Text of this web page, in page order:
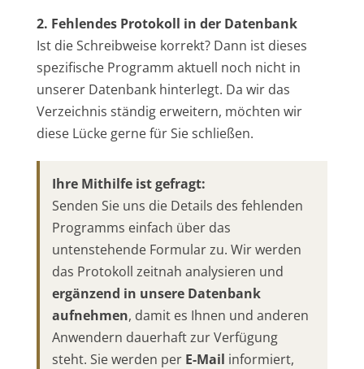
2. Fehlendes Protokoll in der Datenbank
Ist die Schreibweise korrekt? Dann ist dieses
spezifische Programm aktuell noch nicht in
unserer Datenbank hinterlegt. Da wir das
Verzeichnis ständig erweitern, möchten wir
diese Lücke gerne für Sie schließen.
Ihre Mithilfe ist gefragt:
Senden Sie uns die Details des fehlenden
Programms einfach über das
untenstehende Formular zu. Wir werden
das Protokoll zeitnah analysieren und
ergänzend in unsere Datenbank
aufnehmen, damit es Ihnen und anderen
Anwendern dauerhaft zur Verfügung
steht. Sie werden per E-Mail informiert,